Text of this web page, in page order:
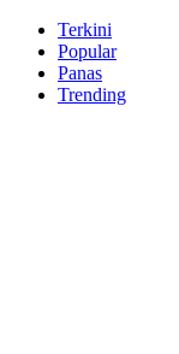
Terkini
Popular
Panas
Trending